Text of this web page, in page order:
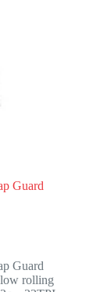
Guard
Guard
rolling